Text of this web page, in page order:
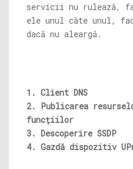
servicii nu rulează,
ele unul câte unul,
dacă nu aleargă.
1. Client DNS
2. Publicarea
funcțiilor
3. Descoperire SSDP
4. Gazdă dispozitiv